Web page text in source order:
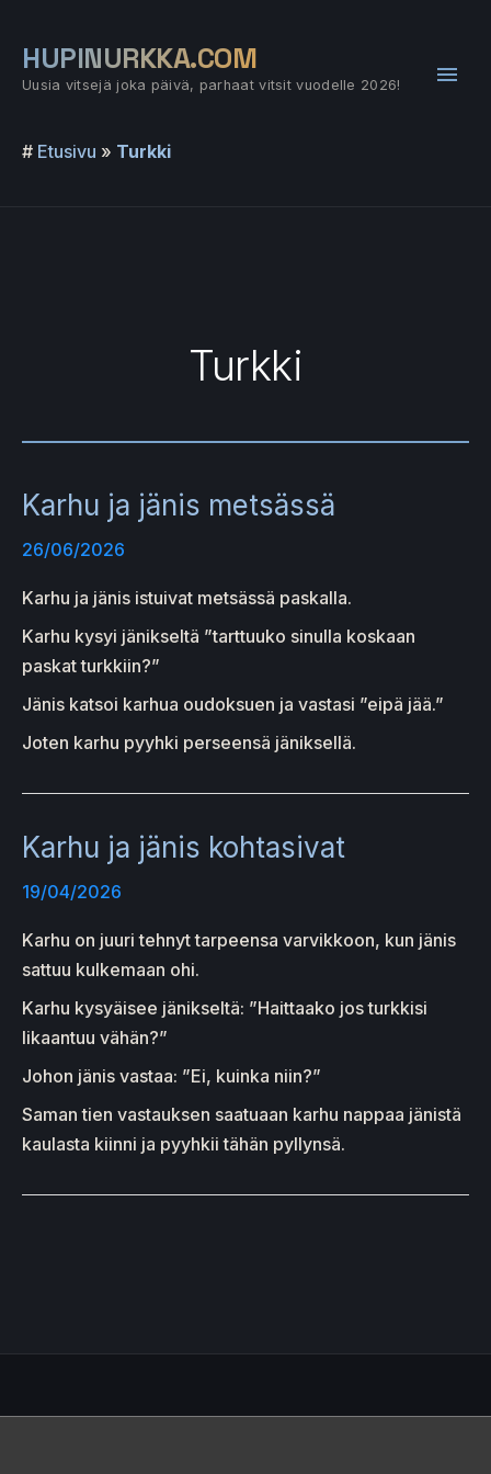
sisältöön
HUPINURKKA.COM
Uusia vitsejä joka päivä, parhaat vitsit vuodelle 2026!
# Etusivu » Turkki
Turkki
Karhu ja jänis metsässä
26/06/2026
Karhu ja jänis istuivat metsässä paskalla.
Karhu kysyi jänikseltä ”tarttuuko sinulla koskaan
paskat turkkiin?”
Jänis katsoi karhua oudoksuen ja vastasi ”eipä jää.”
Joten karhu pyyhki perseensä jäniksellä.
Karhu ja jänis kohtasivat
19/04/2026
Karhu on juuri tehnyt tarpeensa varvikkoon, kun jänis
sattuu kulkemaan ohi.
Karhu kysyäisee jänikseltä: ”Haittaako jos turkkisi
likaantuu vähän?”
Johon jänis vastaa: ”Ei, kuinka niin?”
Saman tien vastauksen saatuaan karhu nappaa jänistä
kaulasta kiinni ja pyyhkii tähän pyllynsä.